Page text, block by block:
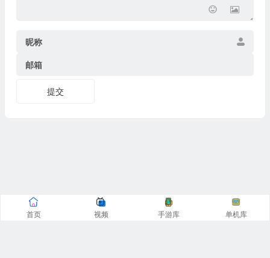
昵称
邮箱
提交
首页 视频 手游库 单机库